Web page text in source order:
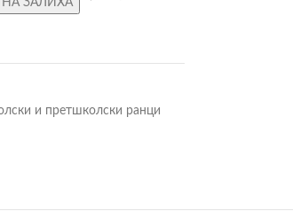
и претшколски ранци